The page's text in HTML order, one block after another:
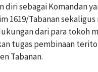
diri sebagai Komandan
1619/Tabanan
dari para tokoh
tugas pembinaan
Tabanan.